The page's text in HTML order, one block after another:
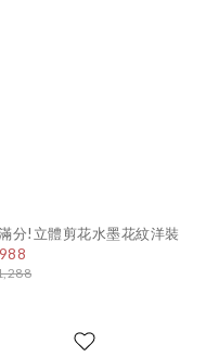
分!立體剪花水墨花紋洋裝